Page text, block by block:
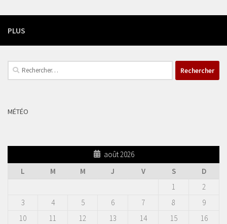
PLUS
Rechercher :
MÉTÉO
août 2026
L
M M J V S
D
1
2
3
4 5 6 7 8
9
10
11 12 13 14 15
16